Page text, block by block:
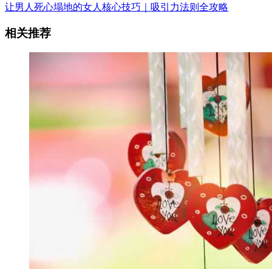
让男人死心塌地的女人核心技巧｜吸引力法则全攻略
相关推荐